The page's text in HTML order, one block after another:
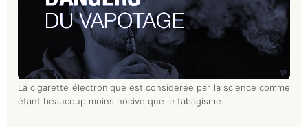
La cigarette électronique est considérée par la science comme
étant beaucoup moins nocive que le tabagisme.